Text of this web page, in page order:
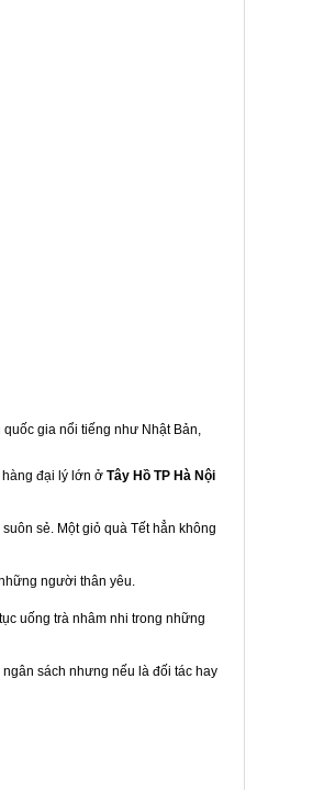
gia nổi tiếng như Nhật Bản,
hàng đại lý lớn ở Tây Hồ TP Hà Nội
sẻ. Một giỏ quà Tết hẳn không
người thân yêu.
uống trà nhâm nhi trong những
sách nhưng nếu là đối tác hay